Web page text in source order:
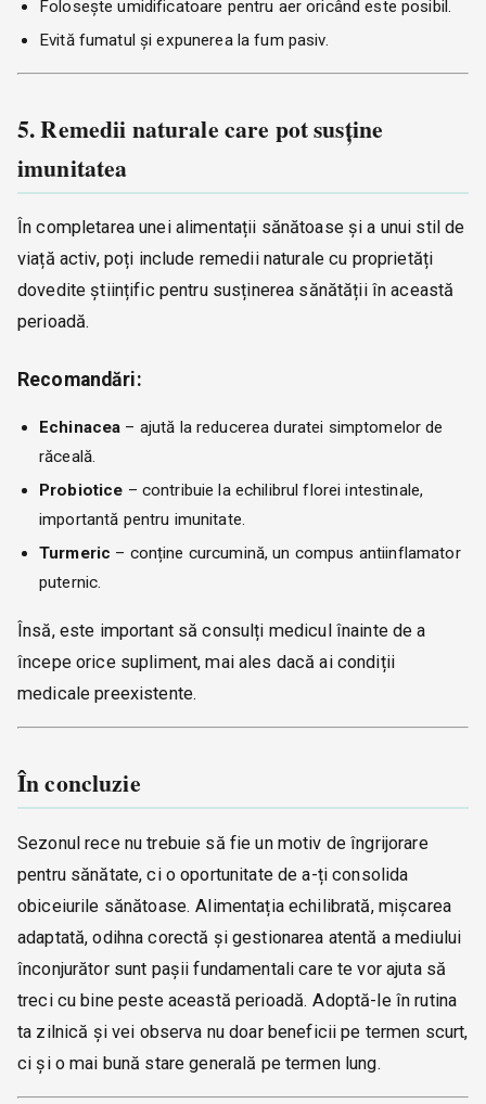
Folosește umidificatoare pentru aer oricând este posibil.
Evită fumatul și expunerea la fum pasiv.
5. Remedii naturale care pot susține
imunitatea
În completarea unei alimentații sănătoase și a unui stil de
viață activ, poți include remedii naturale cu proprietăți
dovedite științific pentru susținerea sănătății în această
perioadă.
Recomandări:
Echinacea – ajută la reducerea duratei simptomelor de
răceală.
Probiotice – contribuie la echilibrul florei intestinale,
importantă pentru imunitate.
Turmeric – conține curcumină, un compus antiinflamator
puternic.
Însă, este important să consulți medicul înainte de a
începe orice supliment, mai ales dacă ai condiții
medicale preexistente.
În concluzie
Sezonul rece nu trebuie să fie un motiv de îngrijorare
pentru sănătate, ci o oportunitate de a-ți consolida
obiceiurile sănătoase. Alimentația echilibrată, mișcarea
adaptată, odihna corectă și gestionarea atentă a mediului
înconjurător sunt pașii fundamentali care te vor ajuta să
treci cu bine peste această perioadă. Adoptă-le în rutina
ta zilnică și vei observa nu doar beneficii pe termen scurt,
ci și o mai bună stare generală pe termen lung.